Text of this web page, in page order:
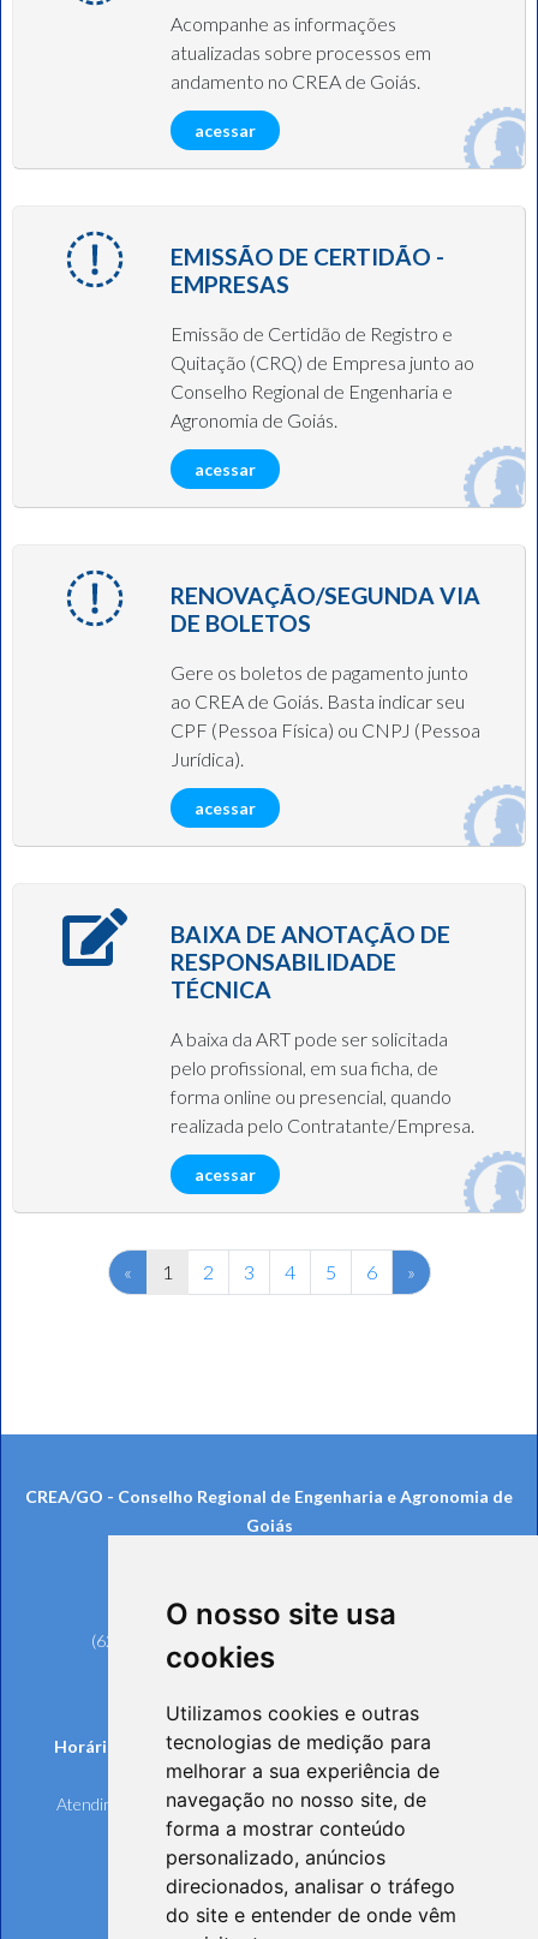
O nosso site usa
cookies
Utilizamos cookies e outras
tecnologias de medição para
melhorar a sua experiência de
navegação no nosso site, de
forma a mostrar conteúdo
personalizado, anúncios
direcionados, analisar o tráfego
do site e entender de onde vêm
Acompanhe as informações
atualizadas sobre processos em
andamento no CREA de Goiás.
acessar
EMISSÃO DE CERTIDÃO -
EMPRESAS
Emissão de Certidão de Registro e
Quitação (CRQ) de Empresa junto ao
Conselho Regional de Engenharia e
Agronomia de Goiás.
acessar
RENOVAÇÃO/SEGUNDA VIA
DE BOLETOS
Gere os boletos de pagamento junto
ao CREA de Goiás. Basta indicar seu
CPF (Pessoa Física) ou CNPJ (Pessoa
Jurídica).
acessar
BAIXA DE ANOTAÇÃO DE
RESPONSABILIDADE
TÉCNICA
A baixa da ART pode ser solicitada
pelo profissional, em sua ficha, de
forma online ou presencial, quando
realizada pelo Contratante/Empresa.
acessar
«Previous
1 2 3 4 5 6 »Next
CREA/GO - Conselho Regional de Engenharia e Agronomia de
Goiás
Telefones:
(62) 3221-6200 (Goiânia e Região Metropolitana)
0800 642 6598 (Demais Localidades)
Horários de funcionamento de Segunda à Sexta-feira:
Atendimento Online e Telefônico: 8h às 17h
Atendimento Presencial: 8h às 17h, mediante agendamento